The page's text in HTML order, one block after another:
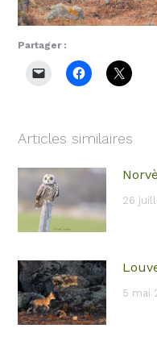
Partager :
Articles similaires
26
5 mai